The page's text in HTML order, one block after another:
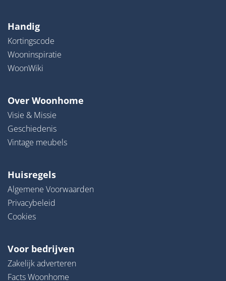
Handig
Kortingscode
Wooninspiratie
WoonWiki
Over Woonhome
Visie & Missie
Geschiedenis
Vintage meubels
Huisregels
Algemene Voorwaarden
Privacybeleid
Cookies
Voor bedrijven
Zakelijk adverteren
Facts Woonhome